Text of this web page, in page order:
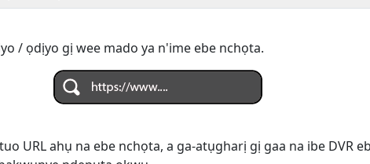
/ ọdịyo gị wee mado ya n'ime ebe nchọta.
URL ahụ na ebe nchọta, a ga-atụgharị gị gaa na ibe DVR